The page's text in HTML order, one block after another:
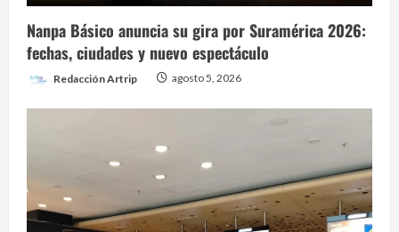
Nanpa Básico anuncia su gira por Suramérica 2026:
fechas, ciudades y nuevo espectáculo
Redacción Artrip agosto 5, 2026